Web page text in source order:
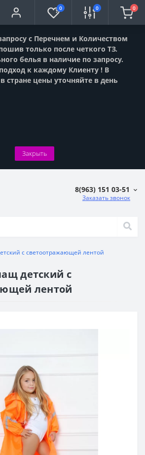
с Перечнем и Количеством
только после четкого ТЗ.
белья в наличие по запросу.
к каждому Клиенту ! В
стране цены уточняйте в день
Закрыть
0 0 0
8(963) 151 03-51
Заказать звонок
с светоотражающей лентой
детский с
лентой